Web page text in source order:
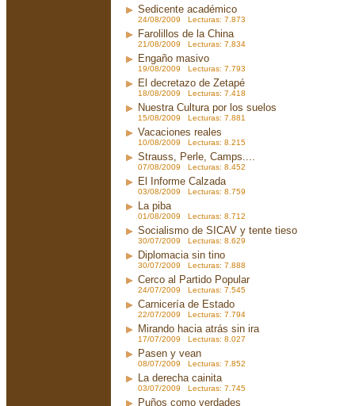
Sedicente académico
24/08/2009 Lecturas: 7.873
Farolillos de la China
21/08/2009 Lecturas: 7.834
Engaño masivo
19/08/2009 Lecturas: 7.793
El decretazo de Zetapé
18/08/2009 Lecturas: 7.418
Nuestra Cultura por los suelos
15/08/2009 Lecturas: 7.881
Vacaciones reales
10/08/2009 Lecturas: 8.215
Strauss, Perle, Camps....
07/08/2009 Lecturas: 8.452
El Informe Calzada
03/08/2009 Lecturas: 8.759
La piba
01/08/2009 Lecturas: 8.712
Socialismo de SICAV y tente tieso
30/07/2009 Lecturas: 8.629
Diplomacia sin tino
30/07/2009 Lecturas: 7.888
Cerco al Partido Popular
24/07/2009 Lecturas: 7.545
Carnicería de Estado
22/07/2009 Lecturas: 7.794
Mirando hacia atrás sin ira
17/07/2009 Lecturas: 8.027
Pasen y vean
08/07/2009 Lecturas: 7.852
La derecha cainita
03/07/2009 Lecturas: 7.745
Puños como verdades